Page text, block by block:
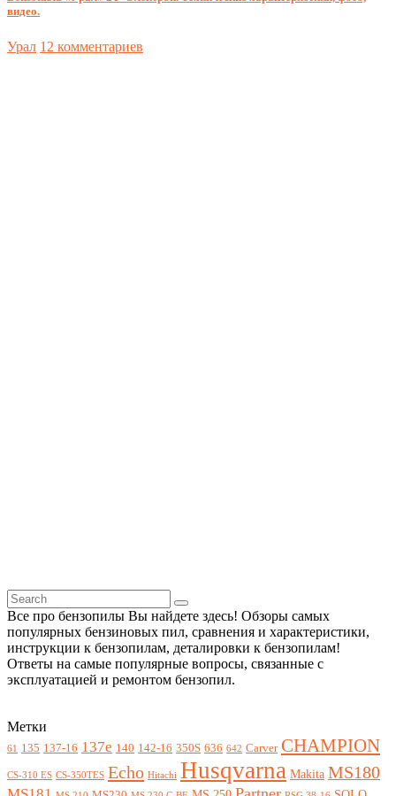
видео.
Урал 12 комментариев
Все про бензопилы Вы найдете здесь! Обзоры самых
популярных бензиновых пил, сравнения и характеристики,
инструкции к бензопилам, деталировки к бензопилам!
Ответы на самые популярные вопросы, связанные с
эксплуатацией и ремонтом бензопил.
Метки
61 135 137-16 137e 140 142-16 350S 636 642 Carver CHAMPION
CS-310 ES CS-350TES Echo Hitachi Husqvarna Makita MS180